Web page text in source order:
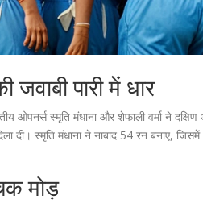
जवाबी पारी में धार
ओपनर्स स्मृति मंधाना और शेफाली वर्मा ने
दी। स्मृति मंधाना ने नाबाद 54 रन बनाए,
मोड़